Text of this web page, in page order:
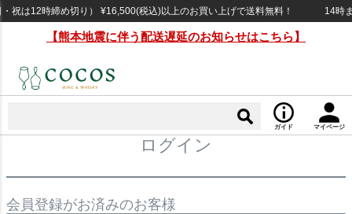
祝は12時締め切り） ¥16,500(税込)以上のお買い上げで送料無料！ 14時
【熊本地震に伴う配送遅延のお知らせはこちら】
ガイド マイページ
ログイン
会員登録がお済みのお客様